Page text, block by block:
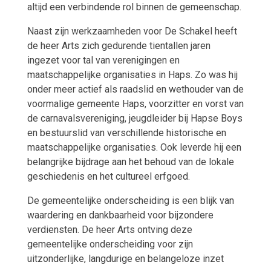
altijd een verbindende rol binnen de gemeenschap.
Naast zijn werkzaamheden voor De Schakel heeft
de heer Arts zich gedurende tientallen jaren
ingezet voor tal van verenigingen en
maatschappelijke organisaties in Haps. Zo was hij
onder meer actief als raadslid en wethouder van de
voormalige gemeente Haps, voorzitter en vorst van
de carnavalsvereniging, jeugdleider bij Hapse Boys
en bestuurslid van verschillende historische en
maatschappelijke organisaties. Ook leverde hij een
belangrijke bijdrage aan het behoud van de lokale
geschiedenis en het cultureel erfgoed.
De gemeentelijke onderscheiding is een blijk van
waardering en dankbaarheid voor bijzondere
verdiensten. De heer Arts ontving deze
gemeentelijke onderscheiding voor zijn
uitzonderlijke, langdurige en belangeloze inzet